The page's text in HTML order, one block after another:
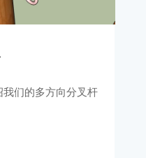
们的多方向分叉杆